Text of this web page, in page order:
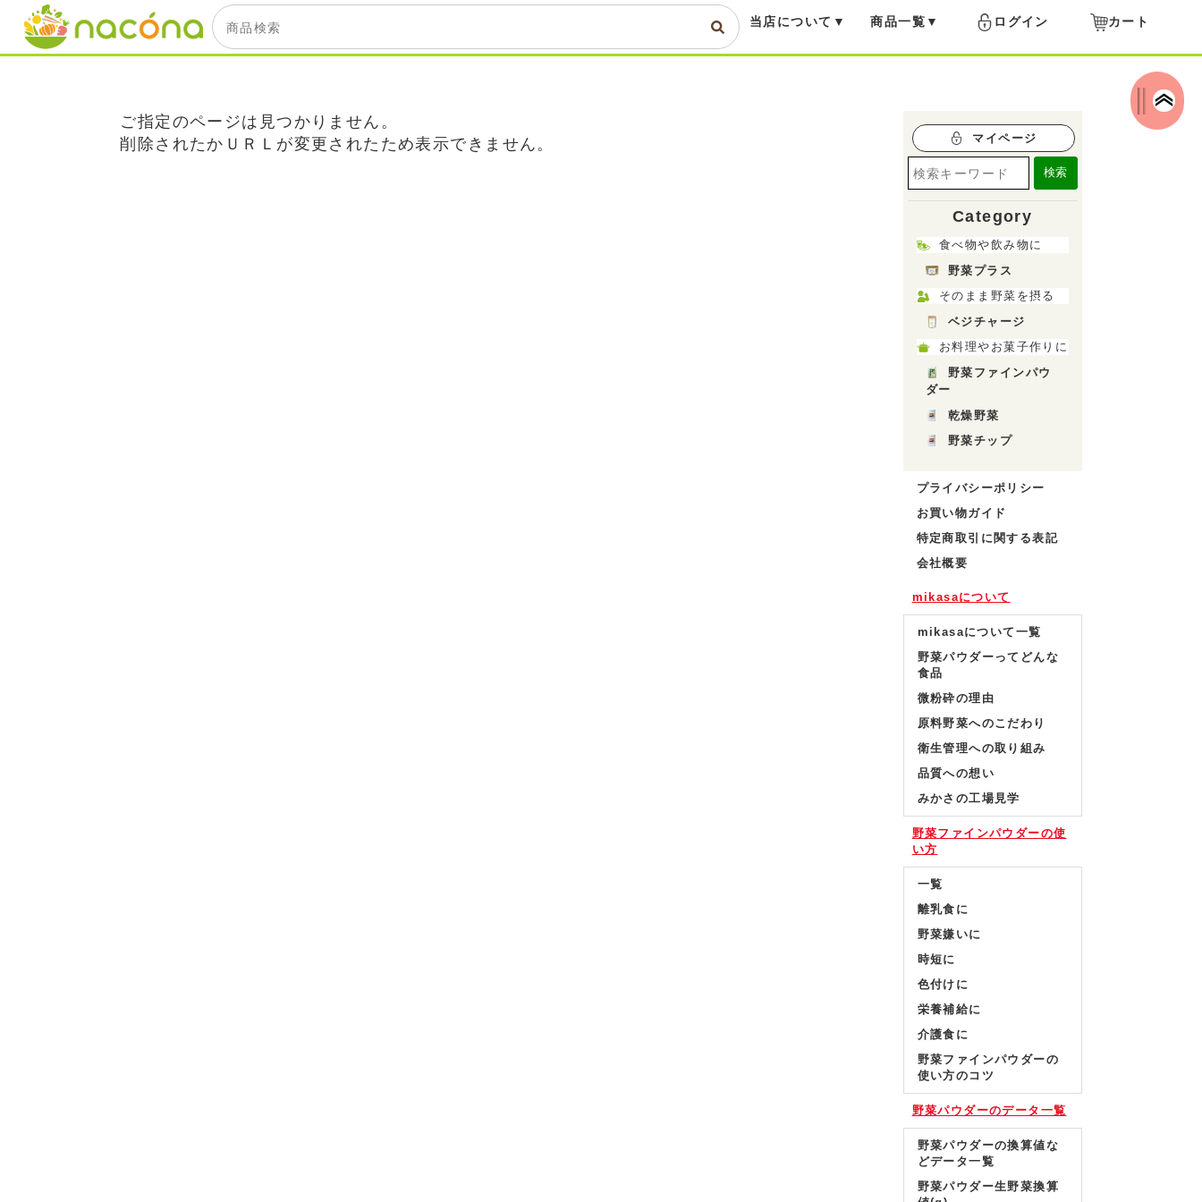
当店について 商品一覧 ログイン カート
ご指定のページは見つかりません。
削除されたかＵＲＬが変更されたため表示できません。
マイページ
検索
Category
食べ物や飲み物に
野菜プラス
そのまま野菜を摂る
ベジチャージ
お料理やお菓子作りに
野菜ファインパウ
ダー
乾燥野菜
野菜チップ
プライバシーポリシー
お買い物ガイド
特定商取引に関する表記
会社概要
mikasaについて
mikasaについて一覧
野菜パウダーってどんな
食品
微粉砕の理由
原料野菜へのこだわり
衛生管理への取り組み
品質への想い
みかさの工場見学
野菜ファインパウダーの使
い方
一覧
離乳食に
野菜嫌いに
時短に
色付けに
栄養補給に
介護食に
野菜ファインパウダーの
使い方のコツ
野菜パウダーのデータ一覧
野菜パウダーの換算値な
どデータ一覧
野菜パウダー生野菜換算